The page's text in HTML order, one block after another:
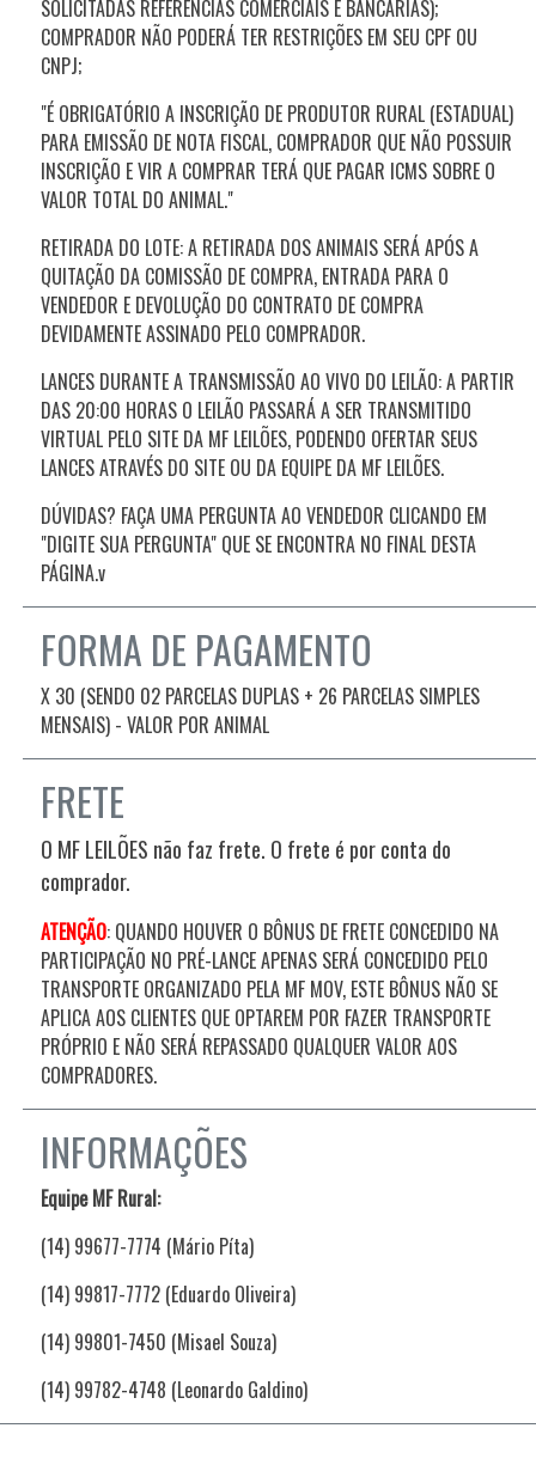
SOLICITADAS REFERÊNCIAS COMERCIAIS E BANCÁRIAS);
COMPRADOR NÃO PODERÁ TER RESTRIÇÕES EM SEU CPF OU
CNPJ;
"É OBRIGATÓRIO A INSCRIÇÃO DE PRODUTOR RURAL (ESTADUAL)
PARA EMISSÃO DE NOTA FISCAL, COMPRADOR QUE NÃO POSSUIR
INSCRIÇÃO E VIR A COMPRAR TERÁ QUE PAGAR ICMS SOBRE O
VALOR TOTAL DO ANIMAL."
RETIRADA DO LOTE: A RETIRADA DOS ANIMAIS SERÁ APÓS A
QUITAÇÃO DA COMISSÃO DE COMPRA, ENTRADA PARA O
VENDEDOR E DEVOLUÇÃO DO CONTRATO DE COMPRA
DEVIDAMENTE ASSINADO PELO COMPRADOR.
LANCES DURANTE A TRANSMISSÃO AO VIVO DO LEILÃO: A PARTIR
DAS 20:00 HORAS O LEILÃO PASSARÁ A SER TRANSMITIDO
VIRTUAL PELO SITE DA MF LEILÕES, PODENDO OFERTAR SEUS
LANCES ATRAVÉS DO SITE OU DA EQUIPE DA MF LEILÕES.
DÚVIDAS? FAÇA UMA PERGUNTA AO VENDEDOR CLICANDO EM
"DIGITE SUA PERGUNTA" QUE SE ENCONTRA NO FINAL DESTA
PÁGINA.v
FORMA DE PAGAMENTO
X 30 (SENDO 02 PARCELAS DUPLAS + 26 PARCELAS SIMPLES
MENSAIS) - VALOR POR ANIMAL
FRETE
O MF LEILÕES não faz frete. O frete é por conta do
comprador.
ATENÇÃO: QUANDO HOUVER O BÔNUS DE FRETE CONCEDIDO NA
PARTICIPAÇÃO NO PRÉ-LANCE APENAS SERÁ CONCEDIDO PELO
TRANSPORTE ORGANIZADO PELA MF MOV, ESTE BÔNUS NÃO SE
APLICA AOS CLIENTES QUE OPTAREM POR FAZER TRANSPORTE
PRÓPRIO E NÃO SERÁ REPASSADO QUALQUER VALOR AOS
COMPRADORES.
INFORMAÇÕES
Equipe MF Rural:
(14) 99677-7774 (Mário Píta)
(14) 99817-7772 (Eduardo Oliveira)
(14) 99801-7450 (Misael Souza)
(14) 99782-4748 (Leonardo Galdino)